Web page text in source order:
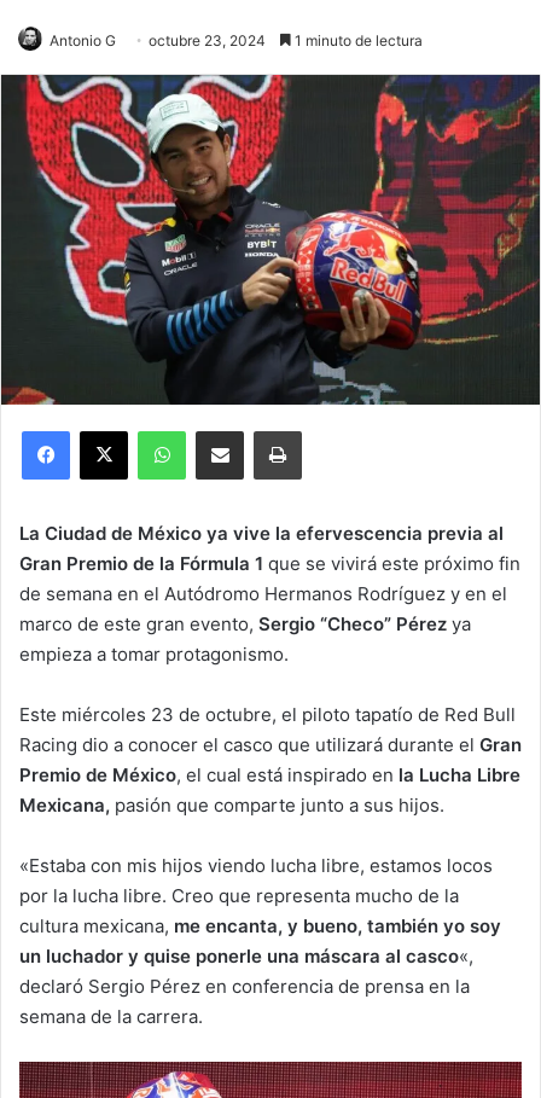
Antonio G octubre 23, 2024 1 minuto de lectura
Facebook
X WhatsAppCompartir por correo electrónicoImprimir
La Ciudad de México ya vive la efervescencia previa al
Gran Premio de la Fórmula 1 que se vivirá este próximo fin
de semana en el Autódromo Hermanos Rodríguez y en el
marco de este gran evento, Sergio “Checo” Pérez ya
empieza a tomar protagonismo.
Este miércoles 23 de octubre, el piloto tapatío de Red Bull
Racing dio a conocer el casco que utilizará durante el Gran
Premio de México, el cual está inspirado en la Lucha Libre
Mexicana, pasión que comparte junto a sus hijos.
«Estaba con mis hijos viendo lucha libre, estamos locos
por la lucha libre. Creo que representa mucho de la
cultura mexicana, me encanta, y bueno, también yo soy
un luchador y quise ponerle una máscara al casco«,
declaró Sergio Pérez en conferencia de prensa en la
semana de la carrera.